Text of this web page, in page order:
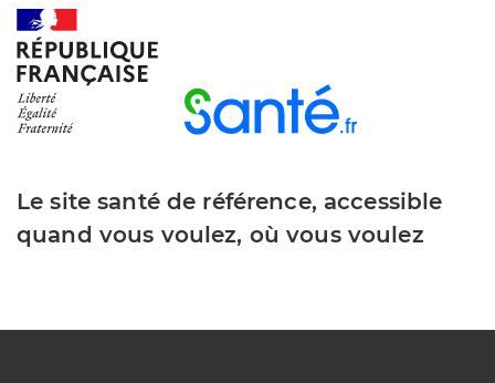
Le site santé de référence, accessible
quand vous voulez, où vous voulez